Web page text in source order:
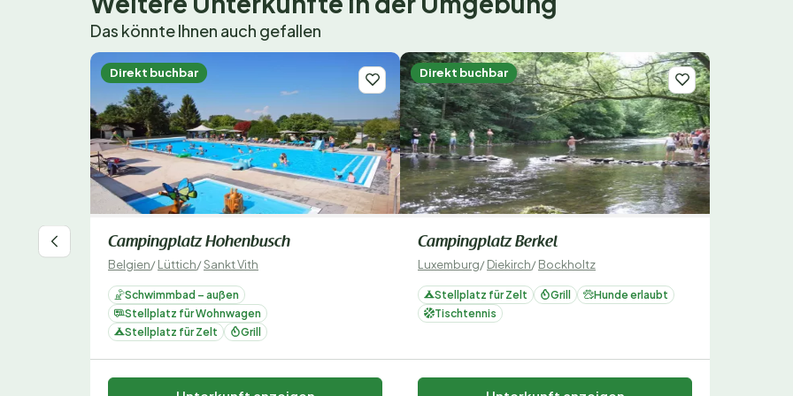
Das könnte Ihnen auch gefallen
Direkt buchbar
Campingplatz Hohenbusch
Belgien/Lüttich/Sankt Vith
Schwimmbad – außen
Stellplatz für Wohnwagen
Stellplatz für Zelt
Grill
Direkt buchbar
Campingplatz Berkel
Luxemburg/Diekirch/Bockholtz
Stellplatz für Zelt Grill
Hunde erlaubt
Tischtennis